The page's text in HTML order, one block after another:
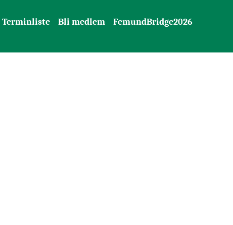
Terminliste Bli medlem FemundBridge2026